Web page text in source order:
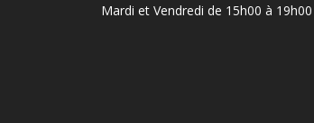
Mardi et Vendredi de 15h00 à 19h00